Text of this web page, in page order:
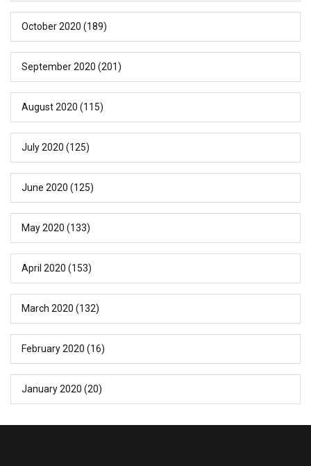
October 2020 (189)
September 2020 (201)
August 2020 (115)
July 2020 (125)
June 2020 (125)
May 2020 (133)
April 2020 (153)
March 2020 (132)
February 2020 (16)
January 2020 (20)